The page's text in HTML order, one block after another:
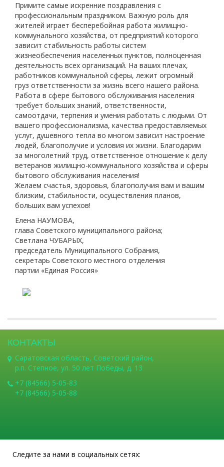
Примите самые искренние поздравления с
профессиональным праздником. Важную роль для
жителей играет бесперебойная работа жилищно-
коммунального хозяйства, от предприятий которого
зависит стабильность работы систем
жизнеобеспечения населенных пунктов, полноценная
деятельность всех организаций. На ваших плечах,
работников коммунальной сферы, лежит огромный
груз ответственности за жизнь всего нашего района.
Работа в сфере бытового обслуживания населения
требует больших знаний, ответственности,
самоотдачи, терпения и умения работать с людьми. От
вашего профессионализма, качества предоставляемых
услуг, душевного тепла во многом зависит настроение
людей, благополучие и условия их жизни. Благодарим
за многолетний труд, ответственное отношение к делу
ветеранов жилищно-коммунального хозяйства и сферы
бытового обслуживания населения!
Желаем счастья, здоровья, благополучия вам и вашим
близким, стабильности, осуществления планов,
больших вам успехов!
Елена НАУМОВА,
глава Советского муниципального района;
Светлана ЧУБАРЫХ,
председатель Муниципального Собрания,
секретарь Советского местного отделения
партии «Единая Россия»
КОНТАКТЫ
Саратовская область, Советский район,
р.п. Степное, ул. 50 лет Победы, д. 13
+7 (84566) 5-05-83
+7 (84566) 5-05-88
Следите за нами в социальных сетях: